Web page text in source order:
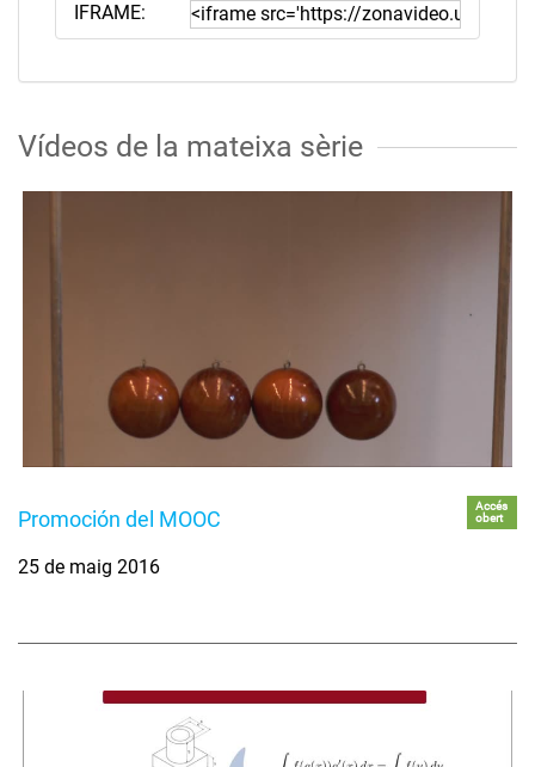
IFRAME:
Vídeos de la mateixa sèrie
Promoción del MOOC
Accés
obert
25 de maig 2016